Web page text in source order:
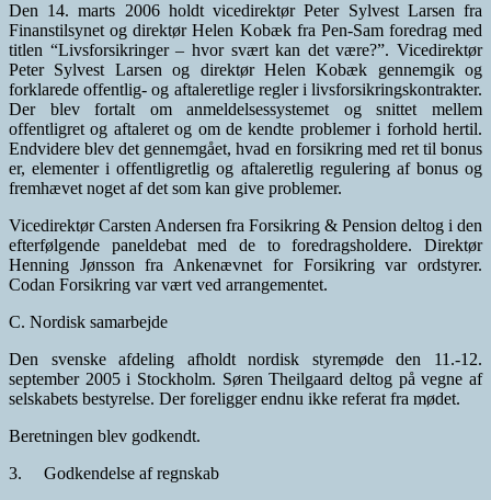
Den 14. marts 2006 holdt vicedirektør Peter Sylvest Larsen fra
Finanstilsynet og direktør Helen Kobæk fra Pen-Sam foredrag med
titlen “Livsforsikringer – hvor svært kan det være?”. Vicedirektør
Peter Sylvest Larsen og direktør Helen Kobæk gennemgik og
forklarede offentlig- og aftaleretlige regler i livsforsikringskontrakter.
Der blev fortalt om anmeldelsessystemet og snittet mellem
offentligret og aftaleret og om de kendte problemer i forhold hertil.
Endvidere blev det gennemgået, hvad en forsikring med ret til bonus
er, elementer i offentligretlig og aftaleretlig regulering af bonus og
fremhævet noget af det som kan give problemer.
Vicedirektør Carsten Andersen fra Forsikring & Pension deltog i den
efterfølgende paneldebat med de to foredragsholdere. Direktør
Henning Jønsson fra Ankenævnet for Forsikring var ordstyrer.
Codan Forsikring var vært ved arrangementet.
C. Nordisk samarbejde
Den svenske afdeling afholdt nordisk styremøde den 11.-12.
september 2005 i Stockholm. Søren Theilgaard deltog på vegne af
selskabets bestyrelse. Der foreligger endnu ikke referat fra mødet.
Beretningen blev godkendt.
3. Godkendelse af regnskab